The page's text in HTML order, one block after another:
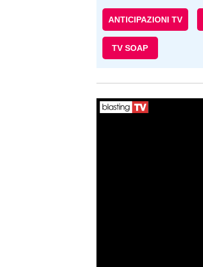
ANTICIPAZIONI TV
TV SOAP